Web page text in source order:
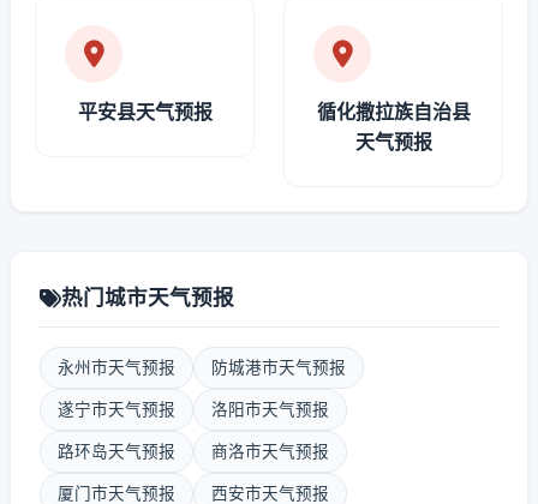
平安县天气预报
循化撒拉族自治县
天气预报
热门城市天气预报
永州市天气预报 防城港市天气预报
遂宁市天气预报 洛阳市天气预报
路环岛天气预报 商洛市天气预报
厦门市天气预报 西安市天气预报